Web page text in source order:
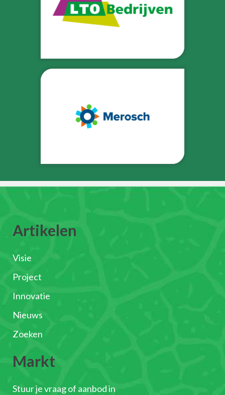
Artikelen
Visie
Project
Innovatie
Nieuws
Zoeken
Markt
Stuur je vraag of aanbod in